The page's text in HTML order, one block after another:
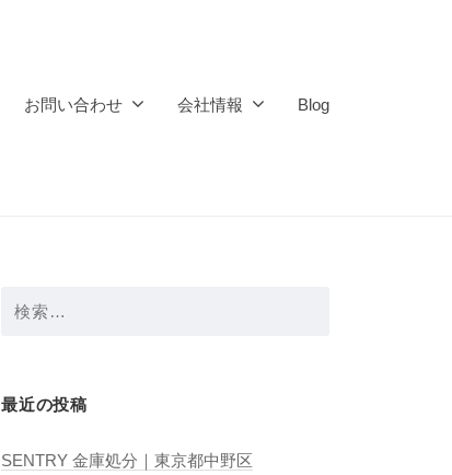
お問い合わせ 会社情報 Blog
検
最近の投稿
SENTRY 金庫処分｜東京都中野区